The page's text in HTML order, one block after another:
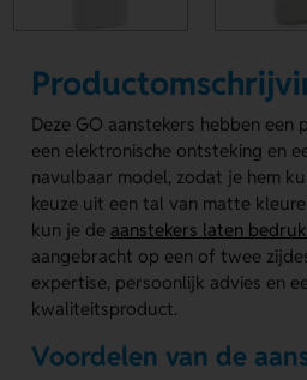
Deze GO aanstekers hebben
een elektronische ontsteking en
navulbaar model, zodat je hem
keuze uit een tal van matte
kun je de aanstekers laten
aangebracht op een of twee
expertise, persoonlijk advies en
kwaliteitsproduct.
Voordelen van de